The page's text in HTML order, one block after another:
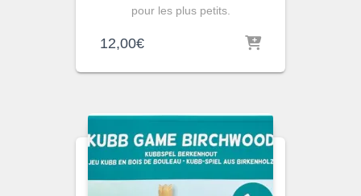
pour les plus petits.
12,00€